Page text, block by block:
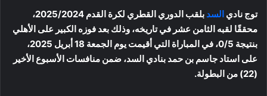
توج نادي السد
بلقب الدوري القطري لكرة القدم 2025/2024،
محققًا لقبه الثامن عشر في تاريخه، وذلك بعد فوزه الكبير على الأهلي
بنتيجة 0/5، في المباراة التي أقيمت يوم الجمعة 18 أبريل 2025،
على استاد جاسم بن حمد بنادي السد، ضمن منافسات الأسبوع الأخير
(22) من البطولة.